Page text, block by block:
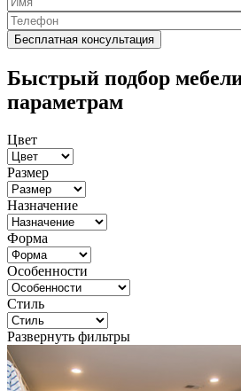
Быстрый подбор
параметрам
Цвет
Размер
Назначение
Форма
Особенности
Стиль
Развернуть фильтры